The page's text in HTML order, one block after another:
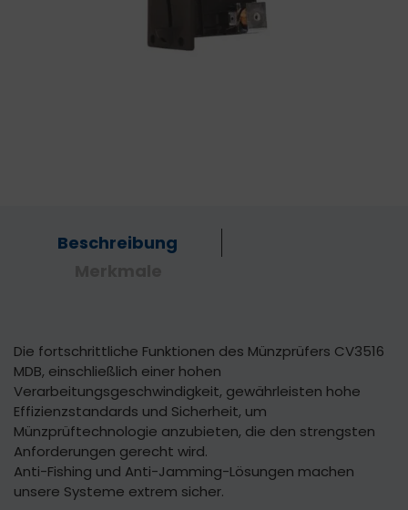
Beschreibung
Die fortschrittliche Funktionen des Münzprüfers CV3516
MDB, einschließlich einer hohen
Verarbeitungsgeschwindigkeit, gewährleisten hohe
Effizienzstandards und Sicherheit, um
Münzprüftechnologie anzubieten, die den strengsten
Anforderungen gerecht wird.
Anti-Fishing und Anti-Jamming-Lösungen machen
unsere Systeme extrem sicher.